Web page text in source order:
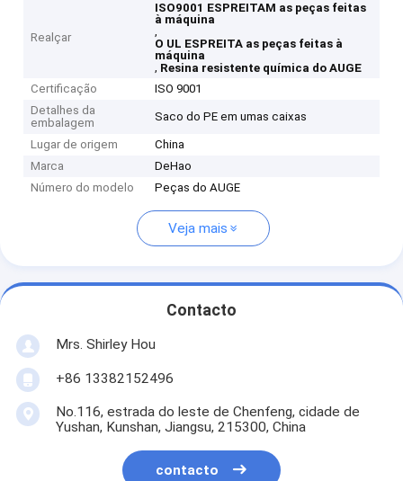
Realçar
ISO9001 ESPREITAM as peças feitas
à máquina
,
O UL ESPREITA as peças feitas à
máquina
, Resina resistente química do AUGE
Certificação
ISO 9001
Detalhes da
embalagem
Saco do PE em umas caixas
Lugar de origem
China
Marca
DeHao
Número do modelo
Peças do AUGE
Veja mais
Contacto
Mrs. Shirley Hou
+86 13382152496
No.116, estrada do leste de Chenfeng, cidade de
Yushan, Kunshan, Jiangsu, 215300, China
contacto